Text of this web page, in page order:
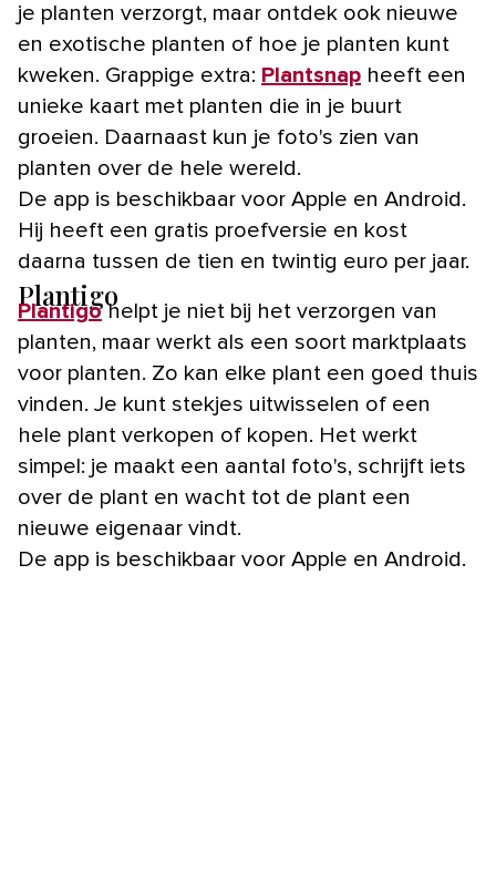
je planten verzorgt, maar ontdek ook nieuwe
en exotische planten of hoe je planten kunt
kweken. Grappige extra: Plantsnap heeft een
unieke kaart met planten die in je buurt
groeien. Daarnaast kun je foto's zien van
planten over de hele wereld.
De app is beschikbaar voor Apple en Android.
Hij heeft een gratis proefversie en kost
daarna tussen de tien en twintig euro per jaar.
Plantigo
Plantigohelpt je niet bij het verzorgen van
planten, maar werkt als een soort marktplaats
voor planten. Zo kan elke plant een goed thuis
vinden. Je kunt stekjes uitwisselen of een
hele plant verkopen of kopen. Het werkt
simpel: je maakt een aantal foto's, schrijft iets
over de plant en wacht tot de plant een
nieuwe eigenaar vindt.
De app is beschikbaar voor Apple en Android.